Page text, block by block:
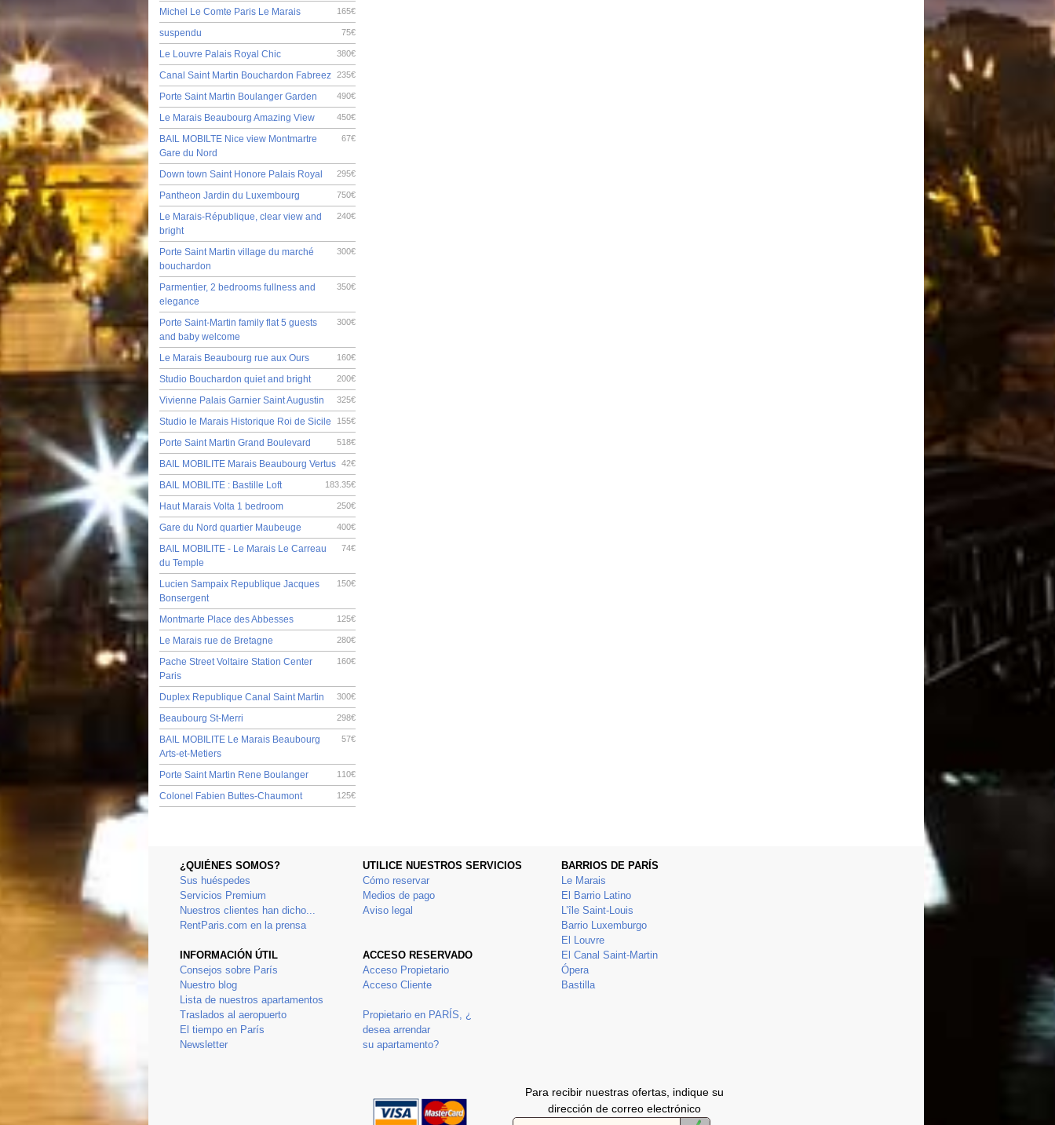
165€
Michel Le Comte Paris Le Marais
75€
suspendu
380€
Le Louvre Palais Royal Chic
235€
Canal Saint Martin Bouchardon Fabreez
490€
Porte Saint Martin Boulanger Garden
450€
Le Marais Beaubourg Amazing View
67€
BAIL MOBILTE Nice view Montmartre
Gare du Nord
295€
Down town Saint Honore Palais Royal
750€
Pantheon Jardin du Luxembourg
240€
Le Marais-République, clear view and
bright
300€
Porte Saint Martin village du marché
bouchardon
350€
Parmentier, 2 bedrooms fullness and
elegance
300€
Porte Saint-Martin family flat 5 guests
and baby welcome
160€
Le Marais Beaubourg rue aux Ours
200€
Studio Bouchardon quiet and bright
325€
Vivienne Palais Garnier Saint Augustin
155€
Studio le Marais Historique Roi de Sicile
518€
Porte Saint Martin Grand Boulevard
42€
BAIL MOBILITE Marais Beaubourg Vertus
183.35€
BAIL MOBILITE : Bastille Loft
250€
Haut Marais Volta 1 bedroom
400€
Gare du Nord quartier Maubeuge
74€
BAIL MOBILITE - Le Marais Le Carreau
du Temple
150€
Lucien Sampaix Republique Jacques
Bonsergent
125€
Montmarte Place des Abbesses
280€
Le Marais rue de Bretagne
160€
Pache Street Voltaire Station Center
Paris
300€
Duplex Republique Canal Saint Martin
298€
Beaubourg St-Merri
57€
BAIL MOBILITE Le Marais Beaubourg
Arts-et-Metiers
110€
Porte Saint Martin Rene Boulanger
125€
Colonel Fabien Buttes-Chaumont
¿QUIÉNES SOMOS?
Sus huéspedes
Servicios Premium
Nuestros clientes han dicho...
RentParis.com en la prensa
INFORMACIÓN ÚTIL
Consejos sobre París
Nuestro blog
Lista de nuestros apartamentos
Traslados al aeropuerto
El tiempo en París
Newsletter
UTILICE NUESTROS SERVICIOS
Cómo reservar
Medios de pago
Aviso legal
ACCESO RESERVADO
Acceso Propietario
Acceso Cliente
Propietario en PARÍS, ¿
desea arrendar
su apartamento?
BARRIOS DE PARÍS
Le Marais
El Barrio Latino
L’île Saint-Louis
Barrio Luxemburgo
El Louvre
El Canal Saint-Martin
Ópera
Bastilla
Para recibir nuestras ofertas, indique su
dirección de correo electrónico